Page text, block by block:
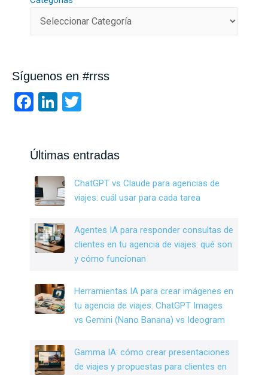
Síguenos en #rrss
F
b
o
o
k
Li
dI
n
er
Últimas entradas
ChatGPT vs Claude para agencias de
viajes: cuál usar para cada tarea
Agentes IA para responder consultas de
clientes en tu agencia de viajes: qué son
y cómo funcionan
Herramientas IA para crear imágenes en
tu agencia de viajes: ChatGPT Images
vs Gemini (Nano Banana) vs Ideogram
Gamma IA: cómo crear presentaciones
de viajes y propuestas para clientes en